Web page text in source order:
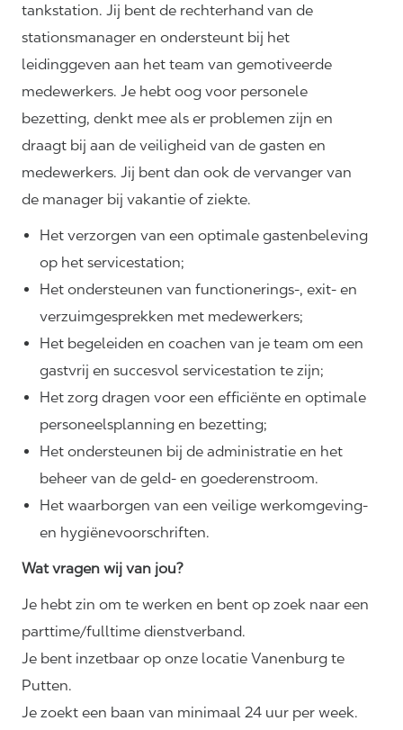
tankstation. Jij bent de rechterhand van de
stationsmanager en ondersteunt bij het
leidinggeven aan het team van gemotiveerde
medewerkers. Je hebt oog voor personele
bezetting, denkt mee als er problemen zijn en
draagt bij aan de veiligheid van de gasten en
medewerkers. Jij bent dan ook de vervanger van
de manager bij vakantie of ziekte.
Het verzorgen van een optimale gastenbeleving
op het servicestation;
Het ondersteunen van functionerings-, exit- en
verzuimgesprekken met medewerkers;
Het begeleiden en coachen van je team om een
gastvrij en succesvol servicestation te zijn;
Het zorg dragen voor een efficiënte en optimale
personeelsplanning en bezetting;
Het ondersteunen bij de administratie en het
beheer van de geld- en goederenstroom.
Het waarborgen van een veilige werkomgeving-
en hygiënevoorschriften.
Wat vragen wij van jou?
Je hebt zin om te werken en bent op zoek naar een
parttime/fulltime dienstverband.
Je bent inzetbaar op onze locatie Vanenburg te
Putten.
Je zoekt een baan van minimaal 24 uur per week.